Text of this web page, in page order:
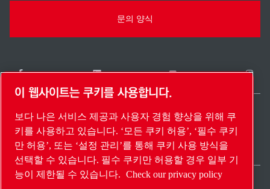
문의 양식
사이트 맵설정 관리© 2026 저작권.
South Korea / KO
이 웹사이트는 쿠키를 사용합니다.
보다 나은 서비스 제공과 사용자 경험 향상을 위해 쿠
키를 사용하고 있습니다. ‘모든 쿠키 허용’, ‘필수 쿠키
만 허용’, 또는 ‘설정 관리’를 통해 쿠키 사용 방식을
선택할 수 있습니다. 필수 쿠키만 허용할 경우 일부 기
능이 제한될 수 있습니다. Check our privacy policy